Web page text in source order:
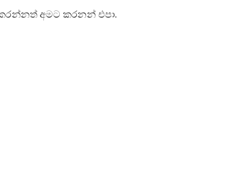
අමට කරනන් එපා.